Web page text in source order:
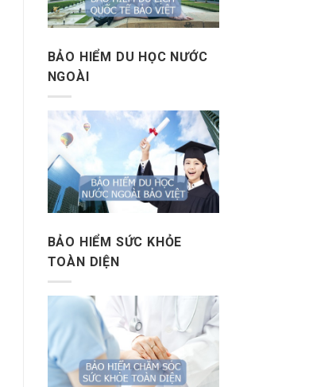
BẢO HIỂM DU HỌC NƯỚC
NGOÀI
BẢO HIỂM SỨC KHỎE
TOÀN DIỆN